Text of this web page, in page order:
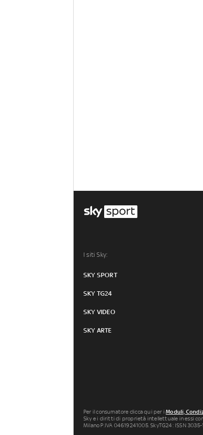
I siti Sky:
SKY SPORT
SKY TG24
SKY VIDEO
SKY ARTE
Per il consumatore clicca qui per iModuli,
Sky e i diritti di proprietà intellettuale in essi
Milano P.IVA 04619241005. SkyTG24: ISSN